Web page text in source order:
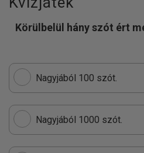
Körülbelül hány szót ért
Nagyjából 100 szót.
Nagyjából 1000 szót.